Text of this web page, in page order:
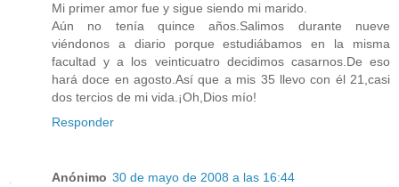
Mi primer amor fue y sigue siendo mi marido.
Aún no tenía quince años.Salimos durante nueve
viéndonos a diario porque estudiábamos en la misma
facultad y a los veinticuatro decidimos casarnos.De eso
hará doce en agosto.Así que a mis 35 llevo con él 21,casi
dos tercios de mi vida.¡Oh,Dios mío!
Responder
Anónimo 30 de mayo de 2008 a las 16:44